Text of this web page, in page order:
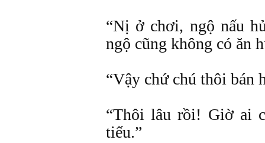
“Nị ở chơi, ngộ nấu
ngộ cũng không có ăn
“Vậy chứ chú thôi bán
“Thôi lâu rồi! Giờ ai
tiếu.”